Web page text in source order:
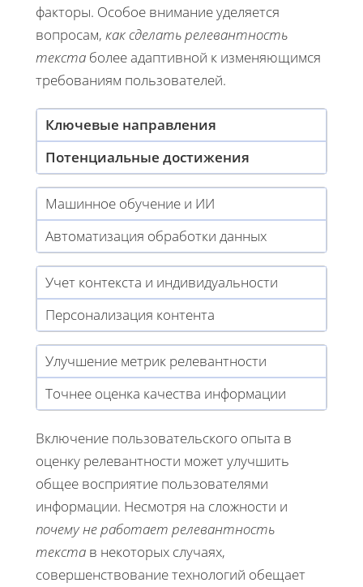
факторы. Особое внимание уделяется
вопросам, как сделать релевантность
текста более адаптивной к изменяющимся
требованиям пользователей.
Ключевые направления
Потенциальные достижения
Машинное обучение и ИИ
Автоматизация обработки данных
Учет контекста и индивидуальности
Персонализация контента
Улучшение метрик релевантности
Точнее оценка качества информации
Включение пользовательского опыта в
оценку релевантности может улучшить
общее восприятие пользователями
информации. Несмотря на сложности и
почему не работает релевантность
текста в некоторых случаях,
совершенствование технологий обещает